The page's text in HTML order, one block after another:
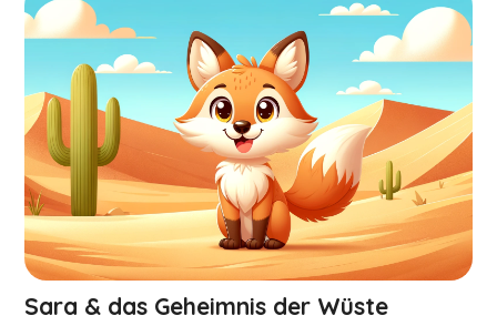
Sara & das Geheimnis der Wüste